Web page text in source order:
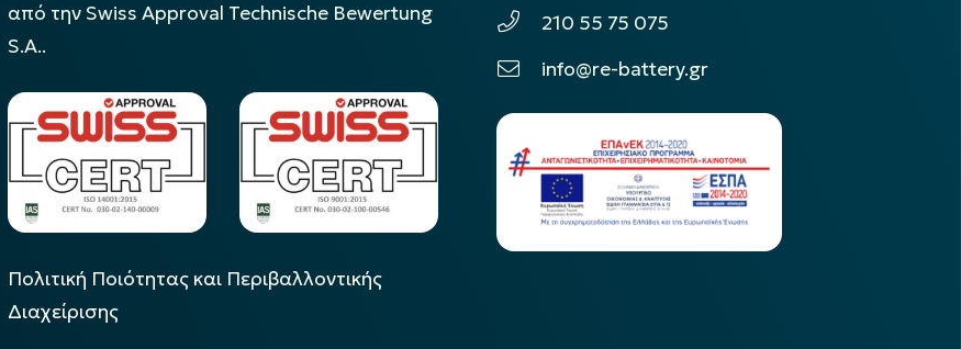
από την Swiss Approval Technische Bewertung
S.A..
Πολιτική Ποιότητας και Περιβαλλοντικής
Διαχείρισης
210 55 75 075
info@re-battery.gr